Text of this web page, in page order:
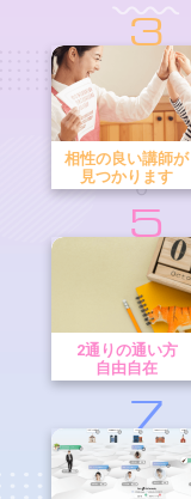
3
相性の良い講師が
見つかります
5
2通りの通い方
自由自在
7